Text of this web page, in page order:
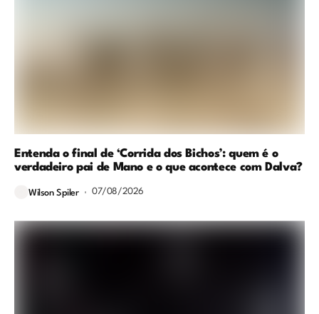
Entenda o final de ‘Corrida dos Bichos’: quem é o
verdadeiro pai de Mano e o que acontece com Dalva?
Wilson Spiler 07/08/2026